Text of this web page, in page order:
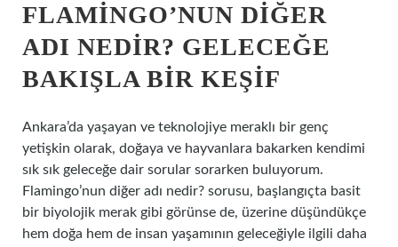
FLAMINGO’NUN DIĞER
ADI NEDIR? GELECEĞE
BAKIŞLA BIR KEŞIF
Ankara’da yaşayan ve teknolojiye meraklı bir genç
yetişkin olarak, doğaya ve hayvanlara bakarken kendimi
sık sık geleceğe dair sorular sorarken buluyorum.
Flamingo’nun diğer adı nedir? sorusu, başlangıçta basit
bir biyolojik merak gibi görünse de, üzerine düşündükçe
hem doğa hem de insan yaşamının geleceğiyle ilgili daha